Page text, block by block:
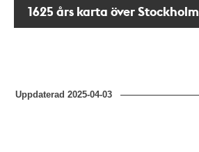
1625 års karta över Stockholm
Uppdaterad2025-04-03